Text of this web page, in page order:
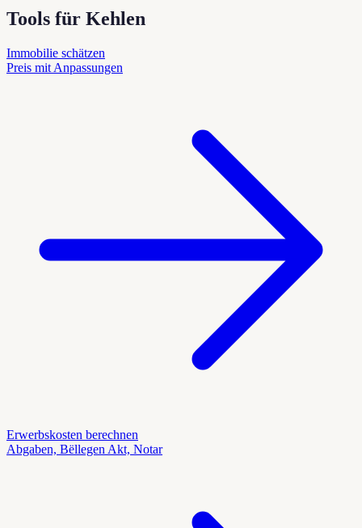
Tools für Kehlen
Immobilie schätzen
Preis mit Anpassungen
Erwerbskosten berechnen
Abgaben, Bëllegen Akt, Notar